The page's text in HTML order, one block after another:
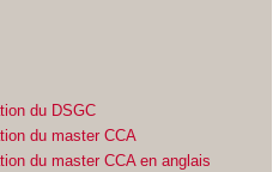
du DSGC
du master CCA
du master CCA en anglais